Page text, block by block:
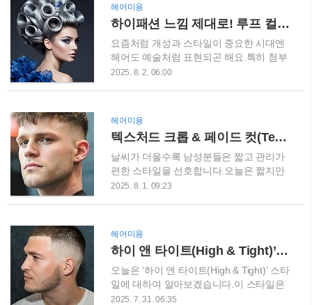
일이며, 깔끔한 언더컷과 뚜렷한 파트 라인
이 세련된 룩을 완성합니다. 스타일 간 차
이 & 특징 콤보버(comb-ov..
피부에 이렇게 좋을 줄이야… 여러분도 꼭
한번 해보세요 수박팩, 왜 피부에 좋을까?
수박에는 비타민C와 리코펜이 풍부하게 들
어있어요.비타민C는 피부톤을 맑게 해주
고, 리코펜은 자외선으로부터 피부를 보호
합이 완성됩니다. 준비물은 단 3가지! 수박,
밀가루, 꿀 오늘 소개하는 수박팩은 집에
있는 재료만 있으면 바로 만들 수 있어요.
필요한 재료..
헤어미용
하이패션 느낌 제대로! 루프 컬 업스타일 만드는 법
요즘처럼 개성과 스타일이 중요한 시대엔
헤어도 예술처럼 표현되곤 해요.특히 첨부
된 이미지처럼 대형 루프 형태의 실버 업스
지만 단계적으로 따라 하면 의외로 구현이
가능합니다. STEP 1. 머릿결 정리와 기본
준비 우선 모델의 은빛 머리처럼 매끄러운
질감이 필수예요.샴푸 후 트리트먼트로 모
발을 부드럽게 만들고, 드라이 전에는 열
에서 광택 있는 실버 컬러를 입히는 것도
좋습니다. STEP 2. 베이스 구조 만들기 이
스타일의 핵심은 구조예요.모발을 고르게
섹션 나누고,..
2025. 8. 2. 06:00
헤어미용
텍스처드 크롭 & 페이드 컷(Textured Crop Fade Cut) 스타일
날씨가 더울수록 남성분들은 짧고 관리가
편한 스타일을 선호합니다.오늘은 짧지만
스타일을 연출하여 개성을 살릴 수 있는 텍
살려 짧게 커트하고, 옆·뒷머리는 피부가
드러날 정도로 페이드 한 스타일을 텍스처
드 크롭 & 페이드 컷(Textured Crop Fade
Cut)이라고 합니다. 스타일 설명 및 특징텍
스처드 크롭은 앞머리를 짧게 자르고 머리
2025. 8. 1. 09:23
헤어미용
하이 앤 타이트(High & Tight)’ 스타일
오늘은 ‘하이 앤 타이트(High & Tight)’ 스타
일에 대하여 알아보겠습니다.이 스타일은
특히 군대나 경찰 등 실용성과 깔끔한 스타
2025. 7. 31. 06:35